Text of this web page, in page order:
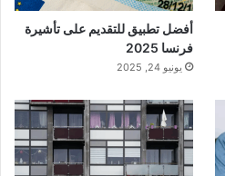
أفضل تطبيق للتقديم على تأشيرة
فرنسا 2025
يونيو 24, 2025